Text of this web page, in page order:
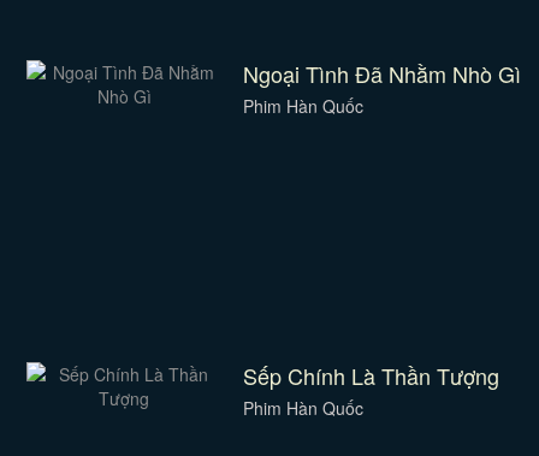
Ngoại Tình Đã Nhằm Nhò Gì
Phim Hàn Quốc
Sếp Chính Là Thần Tượng
Phim Hàn Quốc